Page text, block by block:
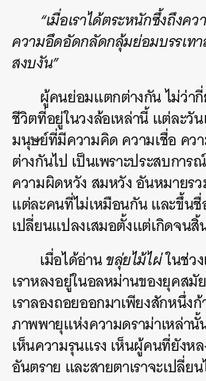
“เมื่อเราได้ตระหนักซึ้งถึงค
ความอึดอัดกลัดกลุ้มย่อมบรรเท
สงบงัน”
ผู้คนย่อมแตกต่างกัน ไม่ว่ากี่
ชีวิตที่อยู่ในวงล้อเหล่านี้ แต่ละวั
มนุษย์ที่มีความคิด ความเชื่อ คว
ต่างกันไป เป็นเพราะประสบการ
ความผิดหวัง สมหวัง อันหมายร
แต่ละคนที่ไม่เหมือนกัน และขึ้นชื่
เปลี่ยนแปลงเสมอตั้งแต่เกิดจนสิ้
เมื่อได้อ่านขลุ่ยไม้ไผ่ในช่ว
เราหลงอยู่ในอลหม่านของยุคส
เราลองถอยออกมาเพียงสักหนึ่ง
ภาพพายุแห่งความดราม่าเหล่านั้
เห็นความรุนแรง เห็นผู้คนที่ยังห
อันตราย และสายตาเราจะเปลี่ย